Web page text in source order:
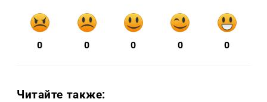
0 0 0 0 0
Читайте также: